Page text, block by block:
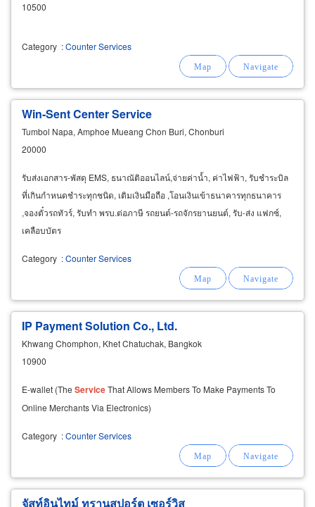
10500
Category :Counter Services
Win-Sent Center Service
Tumbol Napa, Amphoe Mueang Chon Buri, Chonburi
20000
รับส่งเอกสาร-พัสดุ EMS, ธนาณัติออนไลน์,จ่ายค่าน้ำ, ค่าไฟฟ้า, รับชำระบิล
ที่เกินกำหนดชำระทุกชนิด, เติมเงินมือถือ ,โอนเงินเข้าธนาคารทุกธนาคาร
,จองตั๋วรถทัวร์, รับทำ พรบ.ต่อภาษี รถยนต์-รถจักรยานยนต์, รับ-ส่ง แฟกซ์,
เคลือบบัตร
Category :Counter Services
IP Payment Solution Co., Ltd.
Khwang Chomphon, Khet Chatuchak, Bangkok
10900
E-wallet (The ServiceThat Allows Members To Make Payments To
Online Merchants Via Electronics)
Category :Counter Services
จัสท์อินไทม์ ทรานสปอร์ต เซอร์วิส